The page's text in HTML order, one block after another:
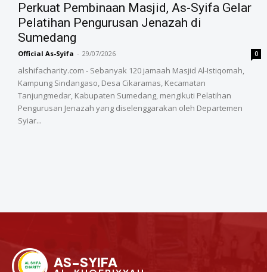
‎Perkuat Pembinaan Masjid, As-Syifa Gelar
Pelatihan Pengurusan Jenazah di
Sumedang
Official As-Syifa - 29/07/2026 0
alshifacharity.com - Sebanyak 120 jamaah Masjid Al-Istiqomah,
Kampung Sindangaso, Desa Cikaramas, Kecamatan
Tanjungmedar, Kabupaten Sumedang, mengikuti Pelatihan
Pengurusan Jenazah yang diselenggarakan oleh Departemen
Syiar...
AS-SYIFA